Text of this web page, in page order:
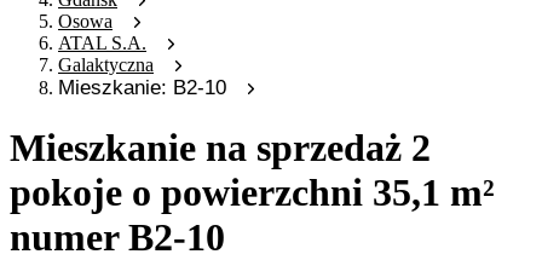
Osowa
ATAL S.A.
Galaktyczna
Mieszkanie: B2-10
Mieszkanie na sprzedaż 2
pokoje o powierzchni 35,1 m²
numer B2-10